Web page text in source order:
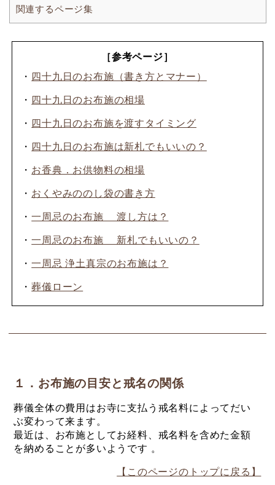
関連するページ集
［参考ページ］
・ 四十九日のお布施（書き方とマナー）
・ 四十九日のお布施の相場
・ 四十九日のお布施を渡すタイミング
・ 四十九日のお布施は新札でもいいの？
・ お香典．お供物料の相場
・ おくやみののし袋の書き方
・一周忌のお布施 渡し方は？
・一周忌のお布施 新札でもいいの？
・一周忌 浄土真宗のお布施は？
・葬儀ローン
１．お布施の目安と戒名の関係
葬儀全体の費用はお寺に支払う戒名料によってだい
ぶ変わって来ます。
最近は、お布施としてお経料、戒名料を含めた金額
を納めることが多いようです 。
【このページのトップに戻る】